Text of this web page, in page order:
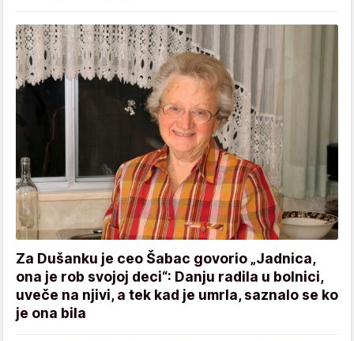
Za Dušanku je ceo Šabac govorio „Jadnica,
ona je rob svojoj deci“: Danju radila u bolnici,
uveče na njivi, a tek kad je umrla, saznalo se ko
je ona bila